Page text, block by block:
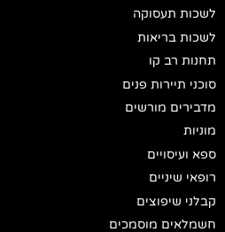
לשכות תעסוקה
לשכות בריאות
תחנות רב קו
סוכני תיירות פנים
מדבירים מורשים
מוניות
ספא ועיסויים
רופאי שיניים
קבלני שיפוצים
חשמלאים מוסמכים